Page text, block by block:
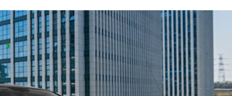
HOPPERS CROSSING - AUSTRALIA